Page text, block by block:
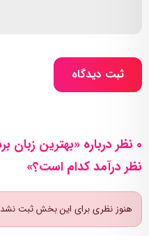
ثبت دیدگاه
0 نظر درباره «بهترین
نظر درآمد کدام است؟»
هنوز نظری برای این بخش ثبت